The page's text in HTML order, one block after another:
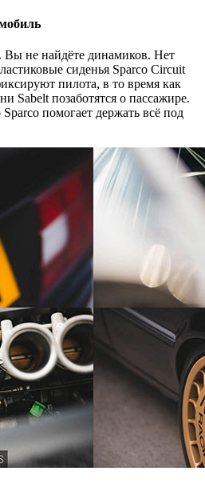
Вы не найдёте динамиков. Нет
сиденья Sparco Circuit
пилота, в то время как
Sabelt позаботятся о пассажире.
помогает держать всё под